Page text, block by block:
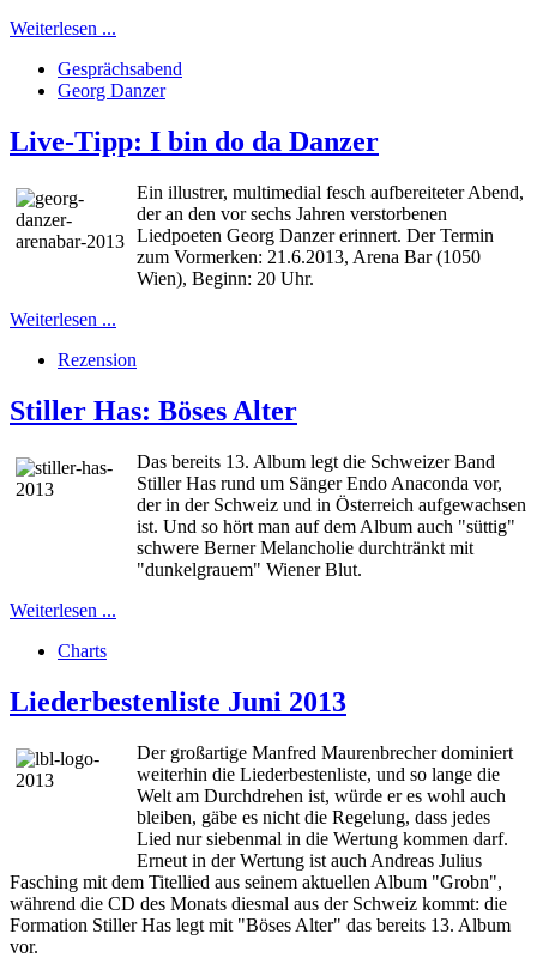
Weiterlesen ...
Gesprächsabend
Georg Danzer
Live-Tipp: I bin do da Danzer
Ein illustrer, multimedial fesch aufbereiteter Abend,
der an den vor sechs Jahren verstorbenen
Liedpoeten Georg Danzer erinnert. Der Termin
zum Vormerken: 21.6.2013, Arena Bar (1050
Wien), Beginn: 20 Uhr.
Weiterlesen ...
Rezension
Stiller Has: Böses Alter
Das bereits 13. Album legt die Schweizer Band
Stiller Has rund um Sänger Endo Anaconda vor,
der in der Schweiz und in Österreich aufgewachsen
ist. Und so hört man auf dem Album auch "süttig"
schwere Berner Melancholie durchtränkt mit
"dunkelgrauem" Wiener Blut.
Weiterlesen ...
Charts
Liederbestenliste Juni 2013
Der großartige Manfred Maurenbrecher dominiert
weiterhin die Liederbestenliste, und so lange die
Welt am Durchdrehen ist, würde er es wohl auch
bleiben, gäbe es nicht die Regelung, dass jedes
Lied nur siebenmal in die Wertung kommen darf.
Erneut in der Wertung ist auch Andreas Julius
Fasching mit dem Titellied aus seinem aktuellen Album "Grobn",
während die CD des Monats diesmal aus der Schweiz kommt: die
Formation Stiller Has legt mit "Böses Alter" das bereits 13. Album
vor.